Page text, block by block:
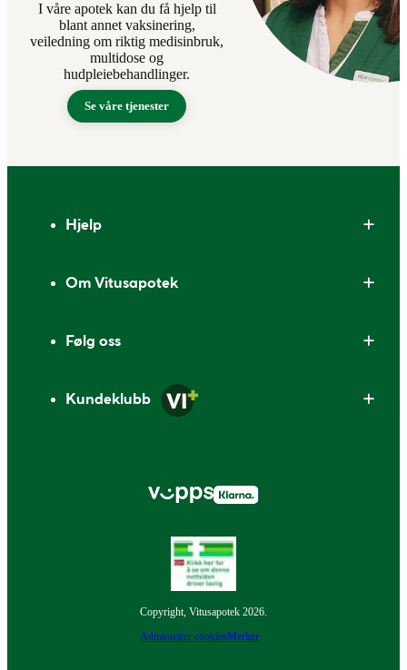
I våre apotek kan du få hjelp til
blant annet vaksinering,
veiledning om riktig medisinbruk,
multidose og
hudpleiebehandlinger.
Se våre tjenester
Hjelp
Om Vitusapotek
Følg oss
Kundeklubb
Copyright, Vitusapotek 2026.
Administrer cookiesMerker